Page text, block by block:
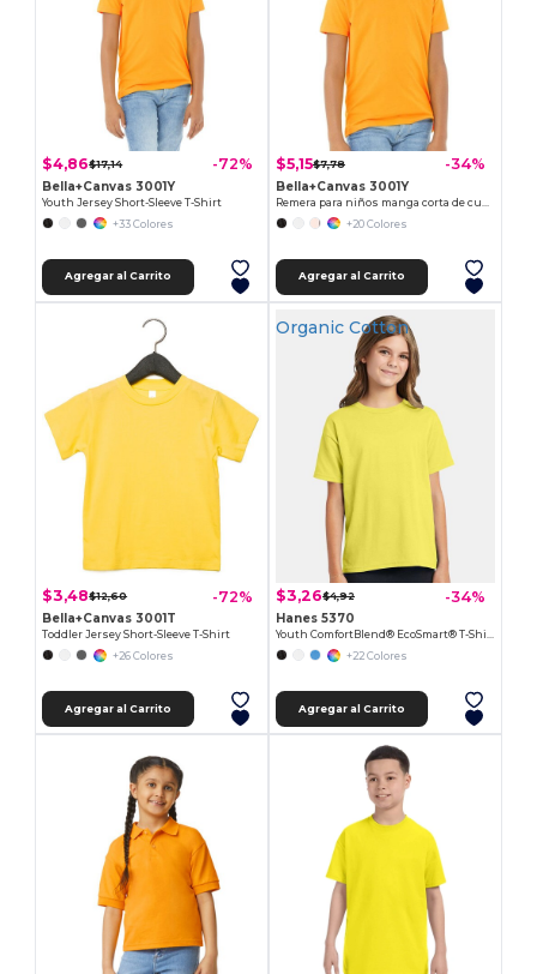
$4,86$17,14 -72%
Bella+Canvas 3001Y
Youth Jersey Short-Sleeve T-Shirt
+33 Colores
Agregar al Carrito
$5,15$7,78 -34%
Bella+Canvas 3001Y
+20 Colores
Agregar al Carrito
$3,48$12,60 -72%
Bella+Canvas 3001T
Toddler Jersey Short-Sleeve T-Shirt
+26 Colores
Agregar al Carrito
Organic Cotton
$3,26$4,92 -34%
Hanes 5370
Youth ComfortBlend® EcoSmart® T-Shirt
+22 Colores
Agregar al Carrito